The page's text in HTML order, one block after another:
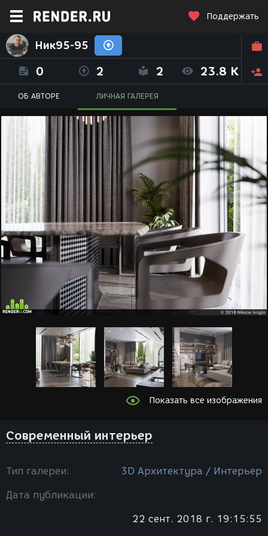
Поддержать
Ник95-95
0 2 2 23.8 K
ОБ АВТОРЕ ЛИЧНАЯ ГАЛЕРЕЯ
Показать все изображения
Современный интерьер
Тип галереи: 3D Архитектура / Интерьер
Дата публикации:
22 сент. 2018 г. 19:15:55